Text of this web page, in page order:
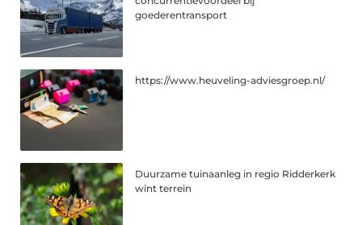
goederentransport
https://www.heuveling-adviesgroep.nl/
Duurzame tuinaanleg in regio Ridderkerk
wint terrein